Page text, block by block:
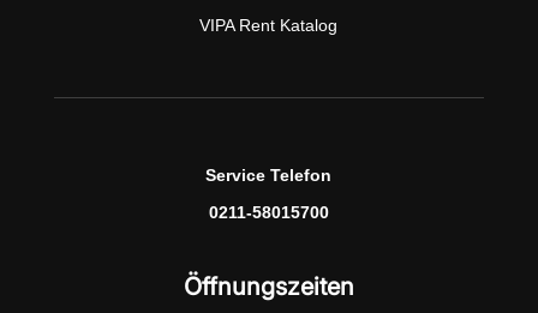
VIPA Rent Katalog
Service Telefon
0211-58015700
Öffnungszeiten